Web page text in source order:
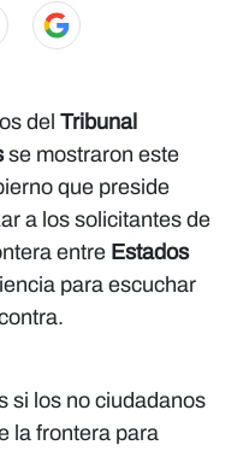
del Tribunal
se mostraron este
que preside
a los solicitantes de
entre Estados
para escuchar
si los no ciudadanos
la frontera para